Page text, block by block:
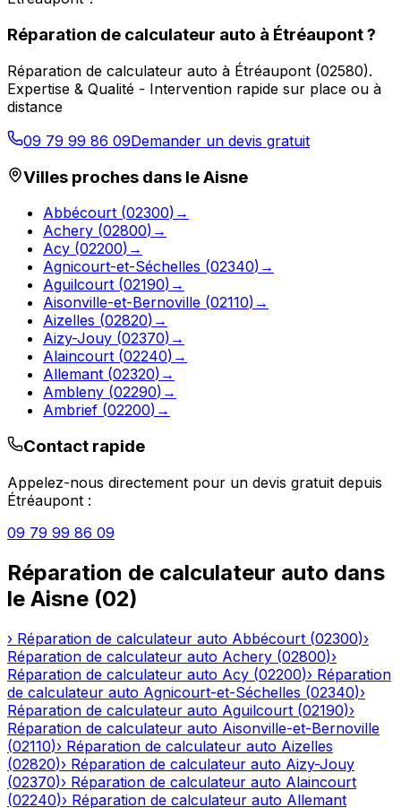
Réparation de calculateur auto à Étréaupont?
Réparation de calculateur auto à Étréaupont (02580).
Expertise & Qualité - Intervention rapide sur place ou à
distance
09 79 99 86 09Demander un devis gratuit
Villes proches dans leAisne
Abbécourt (02300) →
Achery (02800) →
Acy (02200) →
Agnicourt-et-Séchelles (02340) →
Aguilcourt (02190) →
Aisonville-et-Bernoville (02110) →
Aizelles (02820) →
Aizy-Jouy (02370) →
Alaincourt (02240) →
Allemant (02320) →
Ambleny (02290) →
Ambrief (02200) →
Contact rapide
Appelez-nous directement pour un devis gratuit depuis
Étréaupont :
09 79 99 86 09
Réparation de calculateur auto dans
le Aisne (02)
› Réparation de calculateur auto Abbécourt (02300)›
Réparation de calculateur auto Achery (02800)›
Réparation de calculateur auto Acy (02200)› Réparation
de calculateur auto Agnicourt-et-Séchelles (02340)›
Réparation de calculateur auto Aguilcourt (02190)›
Réparation de calculateur auto Aisonville-et-Bernoville
(02110)› Réparation de calculateur auto Aizelles
(02820)› Réparation de calculateur auto Aizy-Jouy
(02370)› Réparation de calculateur auto Alaincourt
(02240)› Réparation de calculateur auto Allemant